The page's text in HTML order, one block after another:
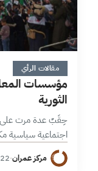
7 دقائق
مقالات الرأي
مؤسسات
الثورية
حِقَبٌ عدة مرت على
اجتماعية سياسية
مستقلة داخل
فرنسا…مركز عمران·22 نوفمبر 2021